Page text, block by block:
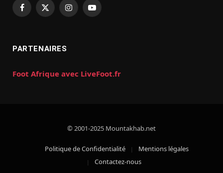
Facebook
X
InstagramYouTube
PARTENAIRES
Foot Afrique avec LiveFoot.fr
© 2001-2025 Mountakhab.net
Politique de Confidentialité
Mentions légales
Contactez-nous